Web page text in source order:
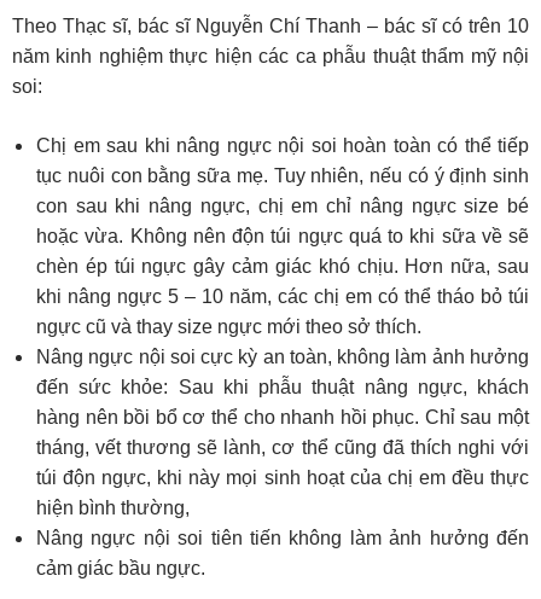
Theo Thạc sĩ, bác sĩ Nguyễn Chí Thanh – bác sĩ có trên 10
năm kinh nghiệm thực hiện các ca phẫu thuật thẩm mỹ nội
soi:
Chị em sau khi nâng ngực nội soi hoàn toàn có thể tiếp
tục nuôi con bằng sữa mẹ. Tuy nhiên, nếu có ý định sinh
con sau khi nâng ngực, chị em chỉ nâng ngực size bé
hoặc vừa. Không nên độn túi ngực quá to khi sữa về sẽ
chèn ép túi ngực gây cảm giác khó chịu. Hơn nữa, sau
khi nâng ngực 5 – 10 năm, các chị em có thể tháo bỏ túi
ngực cũ và thay size ngực mới theo sở thích.
Nâng ngực nội soi cực kỳ an toàn, không làm ảnh hưởng
đến sức khỏe: Sau khi phẫu thuật nâng ngực, khách
hàng nên bồi bổ cơ thể cho nhanh hồi phục. Chỉ sau một
tháng, vết thương sẽ lành, cơ thể cũng đã thích nghi với
túi độn ngực, khi này mọi sinh hoạt của chị em đều thực
hiện bình thường,
Nâng ngực nội soi tiên tiến không làm ảnh hưởng đến
cảm giác bầu ngực.